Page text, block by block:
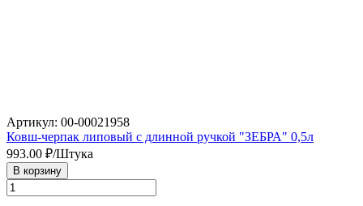
Артикул: 00-00021958
Ковш-черпак липовый с длинной ручкой "ЗЕБРА" 0,5л
993.00 ₽/Штука
В корзину